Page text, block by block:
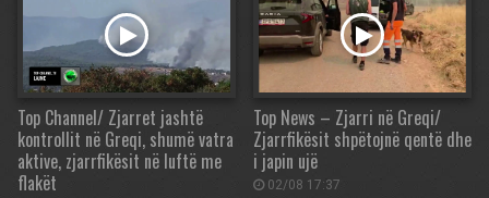
Top Channel/ Zjarret jashtë
kontrollit në Greqi, shumë vatra
aktive, zjarrfikësit në luftë me
flakët
Top News – Zjarri në Greqi/
Zjarrfikësit shpëtojnë qentë dhe
i japin ujë
02/08 17:37